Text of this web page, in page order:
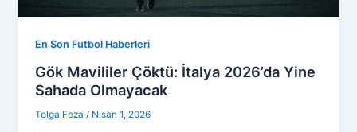
En Son Futbol Haberleri
Gök Mavililer Çöktü: İtalya 2026’da Yine
Sahada Olmayacak
Tolga Feza/ Nisan 1, 2026